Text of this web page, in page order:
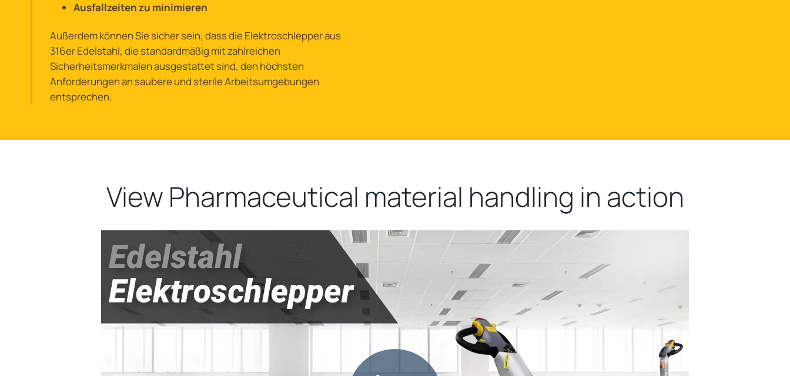
Ausfallzeiten zu minimieren
Außerdem können Sie sicher sein, dass die Elektroschlepper aus
316er Edelstahl, die standardmäßig mit zahlreichen
Sicherheitsmerkmalen ausgestattet sind, den höchsten
Anforderungen an saubere und sterile Arbeitsumgebungen
entsprechen.
View Pharmaceutical material handling in action